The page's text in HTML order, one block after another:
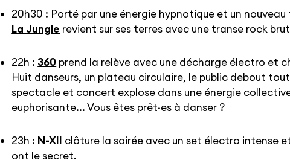
20h30 : Porté par une énergie hypnotique et un
La Jungle revient sur ses terres avec une transe rock
22h : 360 prend la relève avec une décharge électro et
Huit danseurs, un plateau circulaire, le public debout
spectacle et concert explose dans une énergie
euphorisante... Vous êtes prêt·es à danser ?
23h : N-XII clôture la soirée avec un set électro intense
ont le secret.